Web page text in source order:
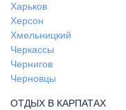
Харьков
Херсон
Хмельницкий
Черкассы
Чернигов
Черновцы
ОТДЫХ В КАРПАТАХ